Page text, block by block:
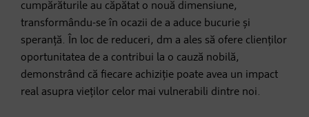
cumpărăturile au căpătat o nouă dimensiune,
transformându-se în ocazii de a aduce bucurie și
speranță. În loc de reduceri, dm a ales să ofere clienților
oportunitatea de a contribui la o cauză nobilă,
demonstrând că fiecare achiziție poate avea un impact
real asupra vieților celor mai vulnerabili dintre noi.